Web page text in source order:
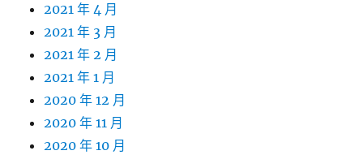
2021 年 4 月
2021 年 3 月
2021 年 2 月
2021 年 1 月
2020 年 12 月
2020 年 11 月
2020 年 10 月